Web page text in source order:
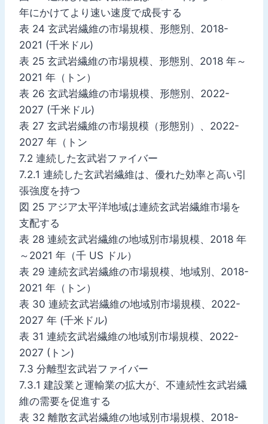
年にかけてより速い速度で成長する
表 24 玄武岩繊維の市場規模、形態別、2018-
2021 (千米ドル)
表 25 玄武岩繊維の市場規模、形態別、2018 年～
2021 年（トン）
表 26 玄武岩繊維の市場規模、形態別、2022-
2027 (千米ドル)
表 27 玄武岩繊維の市場規模（形態別）、2022-
2027 年（トン
7.2 連続した玄武岩ファイバー
7.2.1 連続した玄武岩繊維は、優れた効率と高い引
張強度を持つ
図 25 アジア太平洋地域は連続玄武岩繊維市場を
支配する
表 28 連続玄武岩繊維の地域別市場規模、2018 年
～2021 年（千 US ドル）
表 29 連続玄武岩繊維の市場規模、地域別、2018-
2021 年（トン）
表 30 連続玄武岩繊維の地域別市場規模、2022-
2027 年 (千米ドル)
表 31 連続玄武岩繊維の地域別市場規模、2022-
2027 (トン)
7.3 分離型玄武岩ファイバー
7.3.1 建設業と運輸業の拡大が、不連続性玄武岩繊
維の需要を促進する
表 32 離散玄武岩繊維の地域別市場規模、2018-